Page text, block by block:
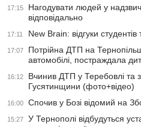
17:15
Нагодувати людей у
відповідально
17:11 New Brain: відгуки
17:07
Потрійна ДТП на
автомобілі, постраждала
16:12
Вчинив ДТП у Теребовлі та
Гусятинщини (фото+відео)
16:00 Спочив у Бозі відомий на
15:27
У Тернополі відбудуться